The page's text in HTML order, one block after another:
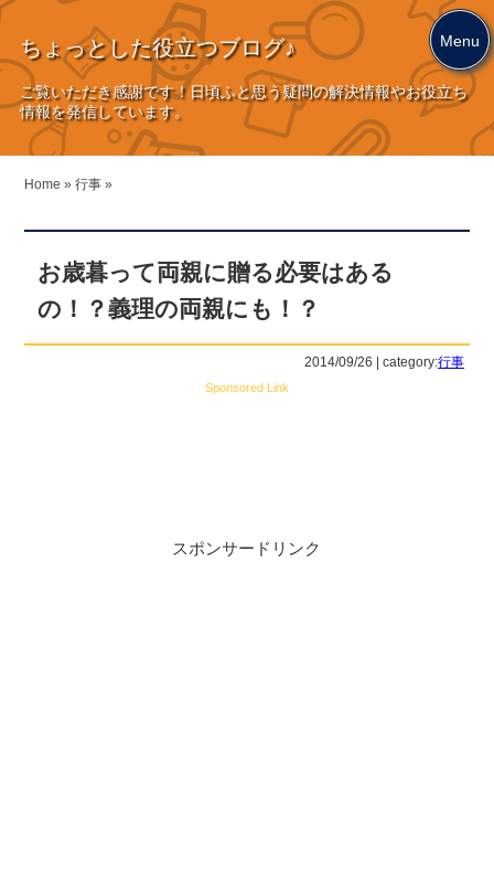
ちょっとした役立つブログ♪
ご覧いただき感謝です！日頃ふと思う疑問の解決情報やお役立ち
情報を発信しています。
Home » 行事 »
お歳暮って両親に贈る必要はある
の！？義理の両親にも！？
2014/09/26 | category:行事
Sponsored Link
スポンサードリンク
Menu